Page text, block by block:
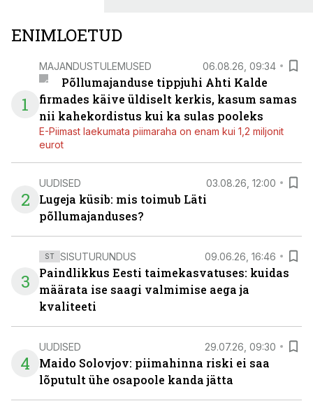
ENIMLOETUD
1
MAJANDUSTULEMUSED 06.08.26, 09:34
Põllumajanduse tippjuhi Ahti Kalde
firmades käive üldiselt kerkis, kasum samas
nii kahekordistus kui ka sulas pooleks
E-Piimast laekumata piimaraha on enam kui 1,2 miljonit
eurot
2
UUDISED 03.08.26, 12:00
Lugeja küsib: mis toimub Läti
põllumajanduses?
3
ST SISUTURUNDUS 09.06.26, 16:46
Paindlikkus Eesti taimekasvatuses: kuidas
määrata ise saagi valmimise aega ja
kvaliteeti
4
UUDISED 29.07.26, 09:30
Maido Solovjov: piimahinna riski ei saa
lõputult ühe osapoole kanda jätta